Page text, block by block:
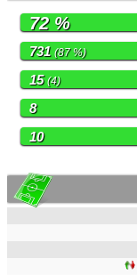
72 %
731 (87 %)
15(4)
8
10